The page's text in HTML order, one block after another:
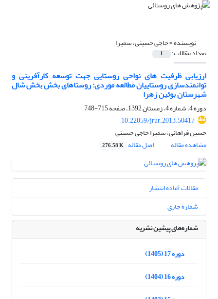
نویسنده =حاجی حسینی، سمیرا
تعداد مقالات: 1
ارزیابی ظرفیت های نواحی روستایی جهت توسعه کارآفرینی و
توانمندسازی روستاییان مطالعه موردی: روستاهای بخش بخش شال
شهرستان بوئین زهرا
دوره 4، شماره 4، زمستان 1392، صفحه
715-748
10.22059/jrur.2013.50417
حسین فراهانی، سمیرا حاجی حسینی
مشاهده مقاله
اصل مقاله 276.58 K
مقالات آماده انتشار
شماره جاری
شماره‌های پیشین نشریه
دوره 17 (1405)
دوره 16 (1404)